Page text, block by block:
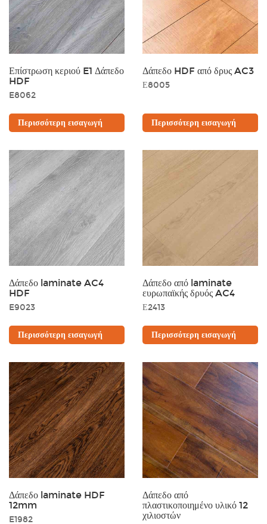
Επίστρωση κεριού E1 Δάπεδο
HDF
E8062
Περισσότερη εισαγωγή
Δάπεδο HDF από δρυς AC3
Ε8005
Περισσότερη εισαγωγή
Δάπεδο laminate AC4
HDF
E9023
Περισσότερη εισαγωγή
Δάπεδο από laminate
ευρωπαϊκής δρυός AC4
Ε2413
Περισσότερη εισαγωγή
Δάπεδο laminate HDF
12mm
E1982
Δάπεδο από
πλαστικοποιημένο υλικό 12
χιλιοστών